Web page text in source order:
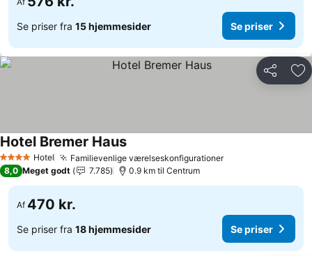
Se priser fra 15 hjemmesider Se priser
Del
4 StjernerHotel Familievenlige værelseskonfigurationer
Hotel Bremer Haus
8,0 Meget godt 7.785 0.9 km til Centrum
Af 470 kr.
Se priser fra 18 hjemmesider Se priser